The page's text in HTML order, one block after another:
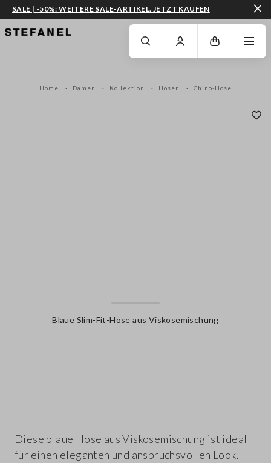
ZUM HAUPTINHALT SPRINGEN GEHEN SIE ZUM ENDE DER SEITE
SALE | -50%: WEITERE SALE-ARTIKEL. JETZT KAUFEN
Home Damen Kollektion Hosen Chino-Hose
Blaue Slim-Fit-Hose aus Viskosemischung
Diese blaue Hose aus Viskosemischung ist ideal
für einen eleganten und anspruchsvollen Look.